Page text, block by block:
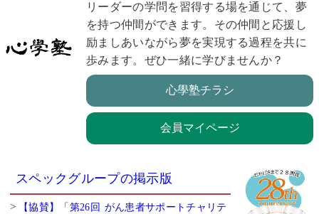
リーダーの学問を習得する場を通じて、夢
を持つ仲間ができます。その仲間と応援し
励ましあいながら夢を実現する過程を共に
歩みます。ぜひ一緒に学びませんか？
心學塾チラシ
会員マイページ
スペックグループの掲示版
【協賛】「第26回 がん患者サポートチャリテ